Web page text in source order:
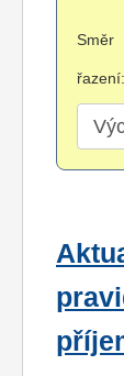
Směr
řazení: